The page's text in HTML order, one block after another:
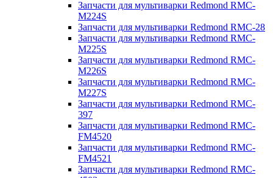
Запчасти для мультиварки Redmond RMC-
M224S
Запчасти для мультиварки Redmond RMC-28
Запчасти для мультиварки Redmond RMC-
M225S
Запчасти для мультиварки Redmond RMC-
M226S
Запчасти для мультиварки Redmond RMC-
M227S
Запчасти для мультиварки Redmond RMC-
397
Запчасти для мультиварки Redmond RMC-
FM4520
Запчасти для мультиварки Redmond RMC-
FM4521
Запчасти для мультиварки Redmond RMC-